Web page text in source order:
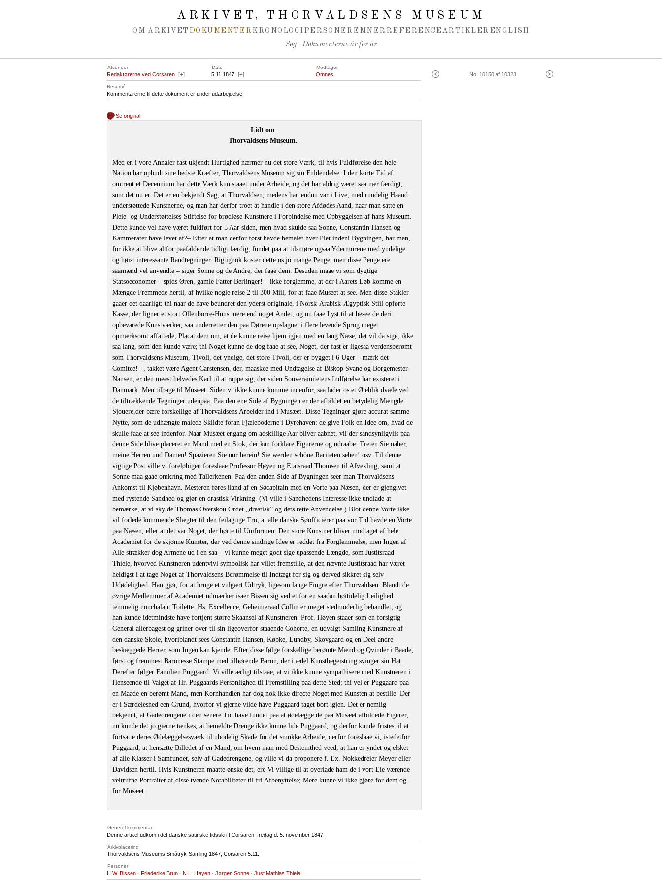
ARKIVET, THORVALDSENS MUSEUM
OM ARKIVET DOKUMENTER KRONOLOGI PERSONER EMNER REFERENCEARTIKLER ENGLISH
Søg Dokumenterne år for år
No. 10150 af 10323
Afsender Dato Modtager
Redaktørerne ved Corsaren [+] 5.11.1847 [+] Omnes
Resumé
Kommentarerne til dette dokument er under udarbejdelse.
Se original
Lidt om
Thorvaldsens Museum.
Med en i vore Annaler fast ukjendt Hurtighed nærmer nu det store Værk, til hvis Fuldførelse den hele
Nation har opbudt sine bedste Kræfter, Thorvaldsens Museum sig sin Fuldendelse. I den korte Tid af
omtrent et Decennium har dette Værk kun staaet under Arbeide, og det har aldrig været saa nær færdigt,
som det nu er. Det er en bekjendt Sag, at Thorvaldsen, medens han endnu var i Live, med rundelig Haand
understøttede Kunstnerne, og man har derfor troet at handle i den store Afdødes Aand, naar man satte en
Pleie- og Understøttelses-Stiftelse for brødløse Kunstnere i Forbindelse med Opbyggelsen af hans Museum.
Dette kunde vel have været fuldført for 5 Aar siden, men hvad skulde saa Sonne, Constantin Hansen og
Kammerater have levet af?‒ Efter at man derfor først havde bemalet hver Plet indeni Bygningen, har man,
for ikke at blive altfor paafaldende tidligt færdig, fundet paa at tilsmøre ogsaa Ydermurene med yndelige
og høist interessante Randtegninger. Rigtignok koster dette os jo mange Penge; men disse Penge ere
saamænd vel anvendte ‒ siger Sonne og de Andre, der faae dem. Desuden maae vi som dygtige
Statsoeconomer ‒ spids Øren, gamle Fatter Berlinger! ‒ ikke forglemme, at der i Aarets Løb komme en
Mængde Fremmede hertil, af hvilke nogle reise 2 til 300 Miil, for at faae Museet at see. Men disse Stakler
gaaer det daarligt; thi naar de have beundret den yderst originale, i Norsk-Arabisk-Ægyptisk Stiil opførte
Kasse, der ligner et stort Ollenborre-Huus mere end noget Andet, og nu faae Lyst til at besee de deri
opbevarede Kunstværker, saa underretter den paa Dørene opslagne, i flere levende Sprog meget
opmærksomt affattede, Placat dem om, at de kunne reise hjem igjen med en lang Næse; det vil da sige, ikke
saa lang, som den kunde være; thi Noget kunne de dog faae at see, Noget, der fast er ligesaa verdensberømt
som Thorvaldsens Museum, Tivoli, det yndige, det store Tivoli, der er bygget i 6 Uger ‒ mærk det
Comitee! ‒, takket være Agent Carstensen, der, maaskee med Undtagelse af Biskop Svane og Borgemester
Nansen, er den meest helvedes Karl til at rappe sig, der siden Souverainitetens Indførelse har existeret i
Danmark. Men tilbage til Musæet. Siden vi ikke kunne komme indenfor, saa lader os et Øieblik dvæle ved
de tiltrækkende Tegninger udenpaa. Paa den ene Side af Bygningen er der afbildet en betydelig Mængde
Sjouere,der bære forskellige af Thorvaldsens Arbeider ind i Musæet. Disse Tegninger gjøre accurat samme
Nytte, som de udhængte malede Skildte foran Fjæleboderne i Dyrehaven: de give Folk en Idee om, hvad de
skulle faae at see indenfor. Naar Musæet engang om adskillige Aar bliver aabnet, vil der sandsynligviis paa
denne Side blive placeret en Mand med en Stok, der kan forklare Figurerne og udraabe: Treten Sie näher,
meine Herren und Damen! Spazieren Sie nur herein! Sie werden schöne Rariteten sehen! osv. Til denne
vigtige Post ville vi foreløbigen foreslaae Professor Høyen og Etatsraad Thomsen til Afvexling, samt at
Sonne maa gaae omkring med Tallerkenen. Paa den anden Side af Bygningen seer man Thorvaldsens
Ankomst til Kjøbenhavn. Mesteren føres iland af en Søcapitain med en Vorte paa Næsen, der er gjengivet
med rystende Sandhed og gjør en drastisk Virkning. (Vi ville i Sandhedens Interesse ikke undlade at
bemærke, at vi skylde Thomas Overskou Ordet „drastisk” og dets rette Anvendelse.) Blot denne Vorte ikke
vil forlede kommende Slægter til den feilagtige Tro, at alle danske Søofficierer paa vor Tid havde en Vorte
paa Næsen, eller at det var Noget, der hørte til Uniformen. Den store Kunstner bliver modtaget af hele
Academiet for de skjønne Kunster, der ved denne sindrige Idee er reddet fra Forglemmelse; men Ingen af
Alle strækker dog Armene ud i en saa ‒ vi kunne meget godt sige upassende Længde, som Justitsraad
Thiele, hvorved Kunstneren udentvivl symbolisk har villet fremstille, at den nævnte Justitsraad har været
heldigst i at tage Noget af Thorvaldsens Berømmelse til Indtægt for sig og derved sikkret sig selv
Udødelighed. Han gjør, for at bruge et vulgært Udtryk, ligesom lange Fingre efter Thorvaldsen. Blandt de
øvrige Medlemmer af Academiet udmærker isaer Bissen sig ved et for en saadan høitidelig Leilighed
temmelig nonchalant Toilette. Hs. Excellence, Geheimeraad Collin er meget stedmoderlig behandlet, og
han kunde idetmindste have fortjent større Skaansel af Kunstneren. Prof. Høyen staaer som en forsigtig
General allerbagest og griner over til sin ligeoverfor staaende Cohorte, en udvalgt Samling Kunstnere af
den danske Skole, hvoriblandt sees Constantin Hansen, Købke, Lundby, Skovgaard og en Deel andre
beskæggede Herrer, som Ingen kan kjende. Efter disse følge forskellige berømte Mænd og Qvinder i Baade;
først og fremmest Baronesse Stampe med tilhørende Baron, der i ædel Kunstbegeistring svinger sin Hat.
Derefter følger Familien Puggaard. Vi ville ærligt tilstaae, at vi ikke kunne sympathisere med Kunstneren i
Henseende til Valget af Hr. Puggaards Personlighed til Fremstilling paa dette Sted; thi vel er Puggaard paa
en Maade en berømt Mand, men Kornhandlen har dog nok ikke directe Noget med Kunsten at bestille. Der
er i Særdeleshed een Grund, hvorfor vi gjerne vilde have Puggaard taget bort igjen. Det er nemlig
bekjendt, at Gadedrengene i den senere Tid have fundet paa at ødelægge de paa Musæet afbildede Figurer;
nu kunde det jo gierne tænkes, at bemeldte Drenge ikke kunne lide Puggaard, og derfor kunde fristes til at
fortsatte deres Ødelæggelsesværk til ubodelig Skade for det smukke Arbeide; derfor foreslaae vi, istedetfor
Puggaard, at hensætte Billedet af en Mand, om hvem man med Bestemthed veed, at han er yndet og elsket
af alle Klasser i Samfundet, selv af Gadedrengene, og ville vi da proponere f. Ex. Nokkedreier Meyer eller
Davidsen hertil. Hvis Kunstneren maatte ønske det, ere Vi villige til at overlade ham de i vort Eie værende
veltrufne Portraiter af disse tvende Notabiliteter til fri Afbenyttelse; Mere kunne vi ikke gjøre for dem og
for Musæet.
Generel kommentar
Denne artikel udkom i det danske satiriske tidsskrift Corsaren, fredag d. 5. november 1847.
Arkivplacering
Thorvaldsens Museums Småtryk-Samling 1847, Corsaren 5.11.
Personer
H.W. Bissen · Friederike Brun · N.L. Høyen · Jørgen Sonne · Just Mathias Thiele